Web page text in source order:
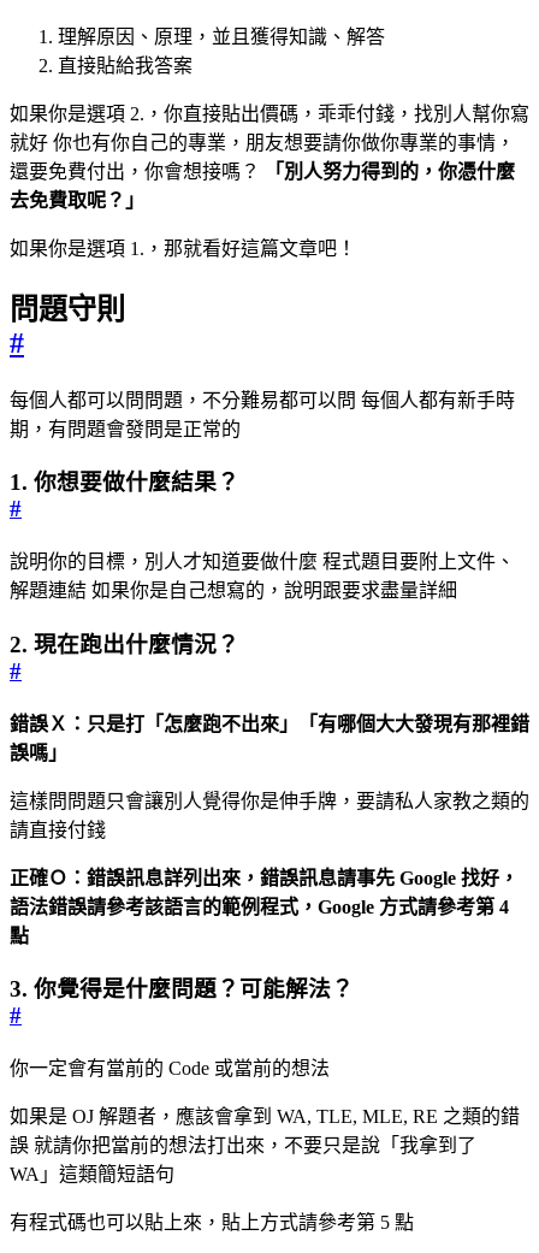
理解原因、原理，並且獲得知識、解答
直接貼給我答案
如果你是選項 2.，你直接貼出價碼，乖乖付錢，找別人幫你寫
就好 你也有你自己的專業，朋友想要請你做你專業的事情，
還要免費付出，你會想接嗎？
「別人努力得到的，你憑什麼
去免費取呢？」
如果你是選項 1.，那就看好這篇文章吧！
問題守則
#
每個人都可以問問題，不分難易都可以問 每個人都有新手時
期，有問題會發問是正常的
1. 你想要做什麼結果？
#
說明你的目標，別人才知道要做什麼 程式題目要附上文件、
解題連結 如果你是自己想寫的，說明跟要求盡量詳細
2. 現在跑出什麼情況？
#
錯誤Ｘ：只是打「怎麼跑不出來」「有哪個大大發現有那裡錯
誤嗎」
這樣問問題只會讓別人覺得你是伸手牌，要請私人家教之類的
請直接付錢
正確Ｏ：錯誤訊息詳列出來，錯誤訊息請事先 Google 找好，
語法錯誤請參考該語言的範例程式，Google 方式請參考第 4
點
3. 你覺得是什麼問題？可能解法？
#
你一定會有當前的 Code 或當前的想法
如果是 OJ 解題者，應該會拿到 WA, TLE, MLE, RE 之類的錯
誤 就請你把當前的想法打出來，不要只是說「我拿到了
WA」這類簡短語句
有程式碼也可以貼上來，貼上方式請參考第 5 點